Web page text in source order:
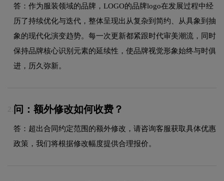
答：作为服装领域的品牌，LOGO的品牌logo在发展过程中经
历了持续优化与迭代，整体呈现出从复杂到简约、从具象到抽
象的现代化演变趋势。每一次更新都紧跟时代审美潮流，同时
保持品牌核心识别元素的延续性，使品牌视觉形象始终与时俱
进，历久弥新。
2. 问：额外修改如何收费？
答：超出合同约定范围的额外修改，请咨询客服获取具体优惠
政策，我们将根据修改幅度提供合理报价。